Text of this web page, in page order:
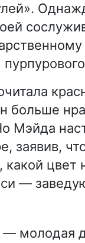
больше
Мэйда
заявив,
какой цвет
—
— молодая